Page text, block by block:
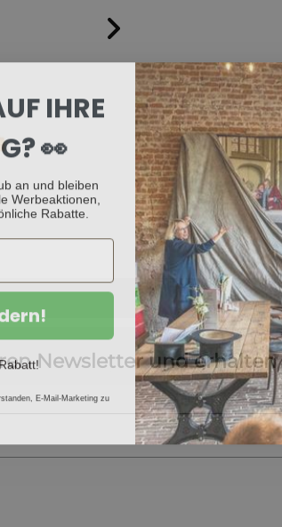
Newsletter und
IHRE
👀
an und bleiben
Werbeaktionen,
Rabatte.